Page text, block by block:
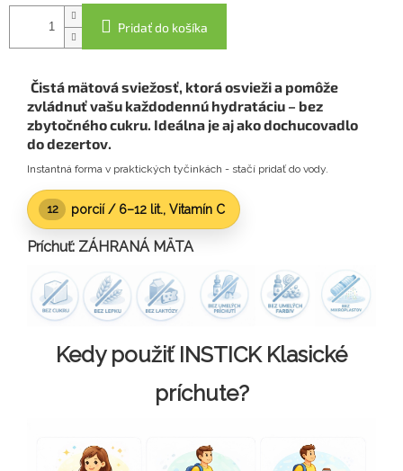
Pridať do košíka
Čistá mätová sviežosť, ktorá osvieži a pomôže
zvládnuť vašu každodennú hydratáciu – bez
zbytočného cukru. Ideálna je aj ako dochucovadlo
do dezertov.
Instantná forma v praktických tyčinkách - stačí pridať do vody.
12 porcií / 6–12 lit., Vitamín C
Príchuť: ZÁHRANÁ MÄTA
Kedy použiť INSTICK Klasické
príchute?